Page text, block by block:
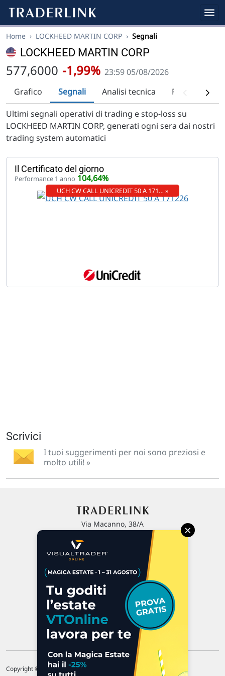
Home › LOCKHEED MARTIN CORP › Segnali
LOCKHEED MARTIN CORP
577,6000 -1,99% 23:59 05/08/2026
Grafico
Segnali Analisi tecnica
Ultimi segnali operativi di trading e stop-loss su
LOCKHEED MARTIN CORP, generati ogni sera dai nostri
trading system automatici
Il Certificato del giorno
Performance 1 anno 104,64%
UCH CW CALL UNICREDIT 50 A 171… »
Scrivici
I tuoi suggerimenti per noi sono preziosi e
molto utili! »
Via Macanno, 38/A
P.IVA 02 452 460 401
Chi siamo
Commenti e segnalazioni
Contattaci
Copyright © 1996-2026 Traderlink Italia s.r.l.
×